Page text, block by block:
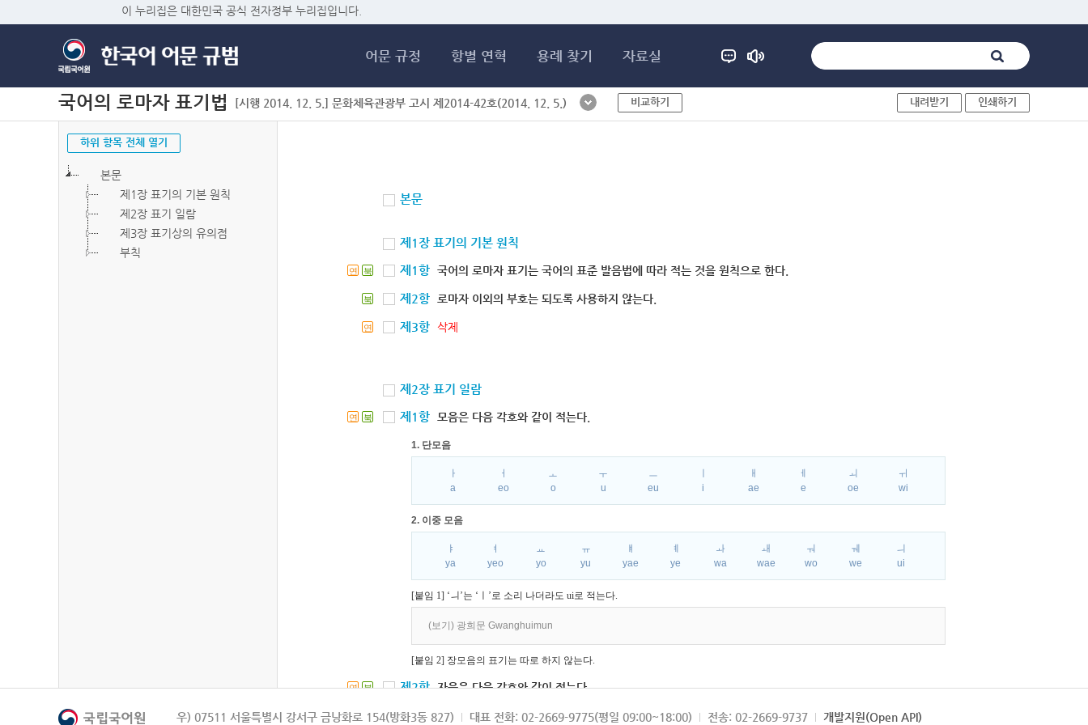
이 누리집은 대한민국 공식 전자정부 누리집입니다.
어문 규정 항별 연혁 용례 찾기 자료실
국어의 로마자 표기법 [시행 2014. 12. 5.] 문화체육관광부 고시 제2014-42호(2014. 12. 5.) 비교하기 내려받기 인쇄하기
하위 항목 전체 열기
본문
제1장 표기의 기본 원칙
제2장 표기 일람
제3장 표기상의 유의점
부칙
본문
제1장 표기의 기본 원칙
연 북 제1항 국어의 로마자 표기는 국어의 표준 발음법에 따라 적는 것을 원칙으로 한다.
북 제2항 로마자 이외의 부호는 되도록 사용하지 않는다.
연 제3항 삭제
제2장 표기 일람
연 북 제1항 모음은 다음 각호와 같이 적는다.
1. 단모음
ㅏ
a
ㅓ
eo
ㅗ
o
ㅜ
u
ㅡ
eu
i
ㅐ
ae
ㅔ
e
ㅚ
oe
ㅟ
wi
2. 이중 모음
ㅑ
ya
ㅕ
yeo
ㅛ
yo
ㅠ
yu
ㅒ
yae
ㅖ
ye
ㅘ
wa
ㅙ
wae
ㅝ
wo
ㅞ
we
ㅢ
ui
[붙임 1] ‘ㅢ’는 ‘ㅣ’로 소리 나더라도 ui로 적는다.
(보기) 광희문 Gwanghuimun
[붙임 2] 장모음의 표기는 따로 하지 않는다.
연 북 제2항 자음은 다음 각호와 같이 적는다.
1. 파열음
우) 07511 서울특별시 강서구 금낭화로 154(방화3동 827) 대표 전화: 02-2669-9775(평일 09:00~18:00) 전송: 02-2669-9737 개발지원(Open API)